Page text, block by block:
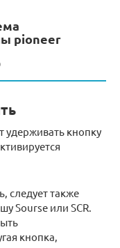
pioneer
удерживать кнопку
следует также
Sourse или SCR.
кнопка,